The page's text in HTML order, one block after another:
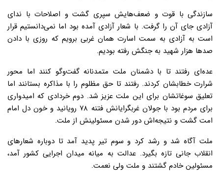
سازندگی با قوت و ضعف‌هایش سپری گشت و اصلاحات با ندای
آزادی جای آن را گرفت. با شعار آزادی آمده بود اما نمی‌دانستیم قرار
است به آزادی به سمت اسارت همان غربی برویم که روزی با دادن
صدها هزار شهید به جنگش رفته بودیم.
عده‌ای رفتند تا با دشمنان ملت متمدنانه گفت‌وگو کنند اما محور
شرارت خطابشان کردند. رفتند تا حق مظلوم را با مذاکره بستانند اما
تعلیق سوغاتشان برای این ملت عزیز شد. دوم خردادی که امیدواری
برای مردم بود با جولان غربگرایانش فتنه ۷۸ رویانید و خون دل امام
امت گشت و نتیجه‌اش دور شدن مسئولینش از ملت.
ملت آگاه شد و رشد کرد و سوم تیر پدید آمد تا دوباره شعارهای
انقلاب جانی تازه بگیرد. عدالت به میانه میدان اجرایی کشور آمد،
مسئولین خادم گشتند و ملت ولی نعمت.